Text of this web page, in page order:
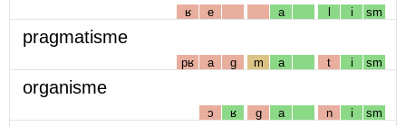
ʁ e a l i sm
pragmatisme
pʁ a g m a t i sm
organisme
ɔ ʁ g a n i sm